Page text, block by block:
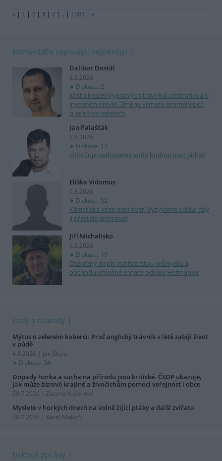
« | 1 | 2 | 3 | 4 | .. | 1581 | »
komentáře nejnovější nejčtenější
Dalibor Dostál
8.8.2026
Diskuse: 2
Místo kosení vyprahlých trávníků odstraňování
invazních dřevin. Změny klimatu promění péči
o zeleň ve městech
Jan Palaščák
7.8.2026
Diskuse: 13
Ohrožuje nedostatek vody budoucnost jádra?
Eliška Vidomus
6.8.2026
Diskuse: 52
Klimatická krize není over. Vyzýváme vládu, aby
ji přestala ignorovat
Jiří Michalisko
6.8.2026
Diskuse: 19
Otevřený dopis ministerstvu průmyslu a
obchodu ohledně sanace odvalu Heřmanice
rady a návody
Mýtus o zeleném koberci: Proč anglický trávník v létě zabíjí život
v půdě
4.8.2026 | Jan Skala
Diskuse: 34
Dopady horka a sucha na přírodu jsou kritické. ČSOP ukazuje,
jak může žíznivé krajině a živočichům pomoci veřejnost i obce
29.7.2026 | Zuzana Kučerová
Myslete v horkých dnech na volně žijící ptáky a další zvířata
28.7.2026 | Karel Makoň
tiskové zprávy